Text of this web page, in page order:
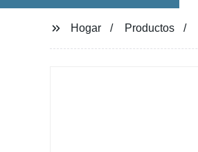
Hogar Productos